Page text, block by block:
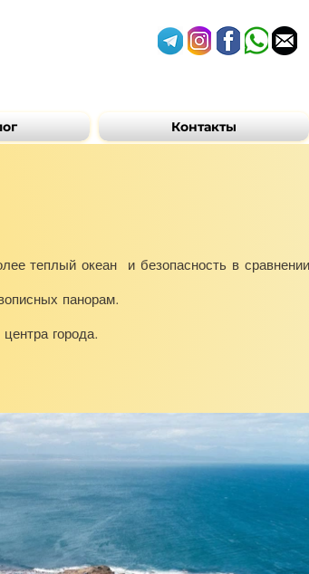
Контакты
теплый океан и безопасность в
панорам.
города.